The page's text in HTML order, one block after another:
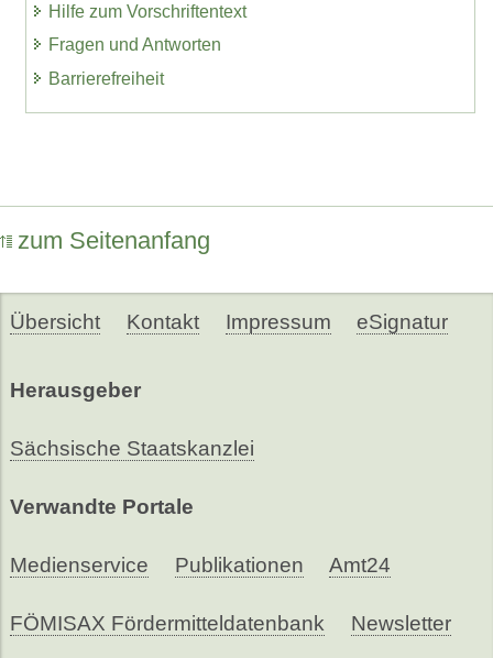
Hilfe zum Vorschriftentext
Fragen und Antworten
Barrierefreiheit
zum Seitenanfang
Übersicht Kontakt Impressum eSignatur
Herausgeber
Sächsische Staatskanzlei
Verwandte Portale
Medienservice Publikationen Amt24
FÖMISAX Fördermitteldatenbank Newsletter